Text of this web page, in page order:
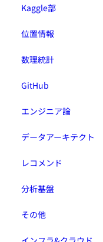
Kaggle部
位置情報
数理統計
GitHub
エンジニア論
データアーキテクト
レコメンド
分析基盤
その他